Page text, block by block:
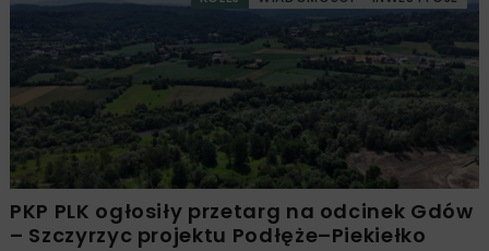
PKP PLK ogłosiły przetarg na odcinek Gdów
– Szczyrzyc projektu Podłęże–Piekiełko